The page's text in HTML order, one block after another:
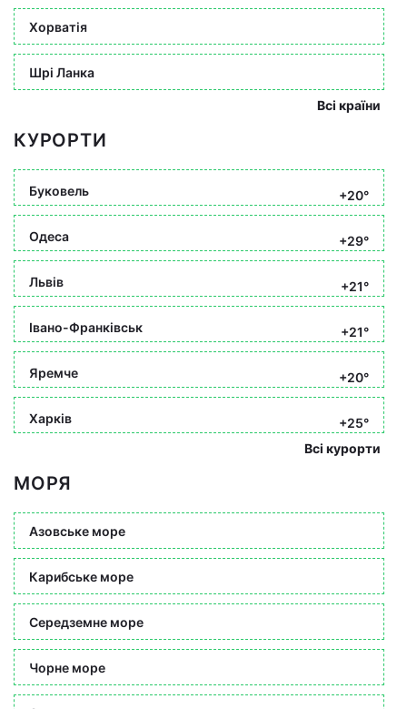
Хорватія
Шрі Ланка
Всі країни
КУРОРТИ
Буковель +20°
Одеса +29°
Львів +21°
Івано-Франківськ +21°
Яремче +20°
Харків
+25°
Всі курорти
МОРЯ
Азовське море
Карибське море
Середземне море
Чорне море